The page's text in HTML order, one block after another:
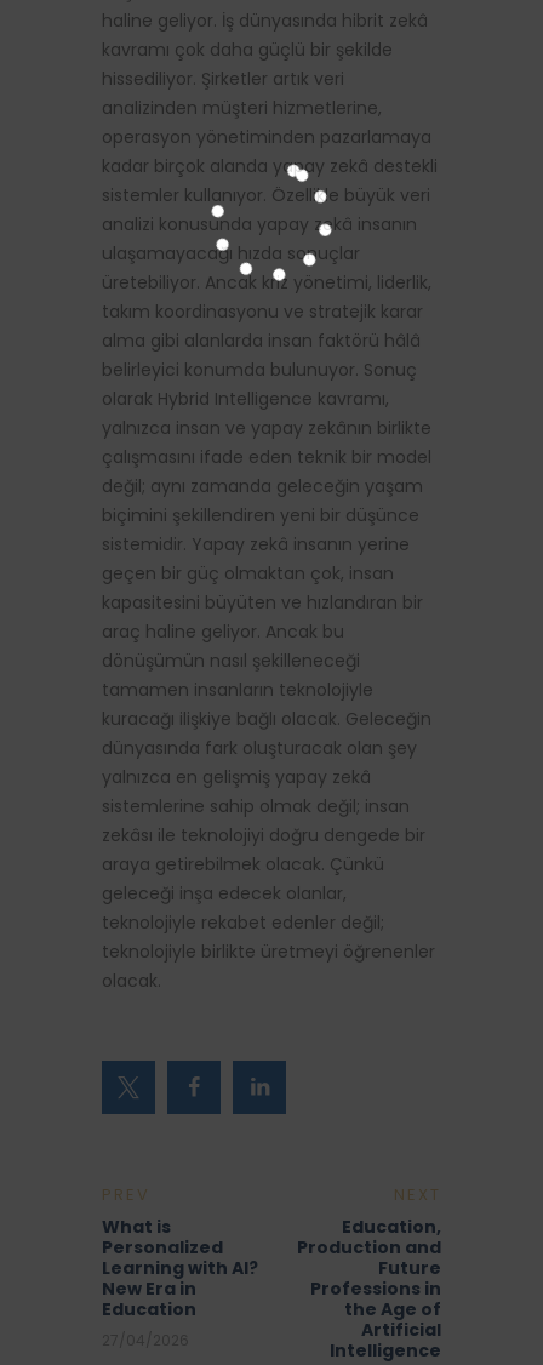
haline geliyor. İş dünyasında hibrit zekâ
kavramı çok daha güçlü bir şekilde
hissediliyor. Şirketler artık veri
analizinden müşteri hizmetlerine,
operasyon yönetiminden pazarlamaya
kadar birçok alanda yapay zekâ destekli
sistemler kullanıyor. Özellikle büyük veri
analizi konusunda yapay zekâ insanın
ulaşamayacağı hızda sonuçlar
üretebiliyor. Ancak kriz yönetimi, liderlik,
takım koordinasyonu ve stratejik karar
alma gibi alanlarda insan faktörü hâlâ
belirleyici konumda bulunuyor. Sonuç
olarak Hybrid Intelligence kavramı,
yalnızca insan ve yapay zekânın birlikte
çalışmasını ifade eden teknik bir model
değil; aynı zamanda geleceğin yaşam
biçimini şekillendiren yeni bir düşünce
sistemidir. Yapay zekâ insanın yerine
geçen bir güç olmaktan çok, insan
kapasitesini büyüten ve hızlandıran bir
araç haline geliyor. Ancak bu
dönüşümün nasıl şekilleneceği
tamamen insanların teknolojiyle
kuracağı ilişkiye bağlı olacak. Geleceğin
dünyasında fark oluşturacak olan şey
yalnızca en gelişmiş yapay zekâ
sistemlerine sahip olmak değil; insan
zekâsı ile teknolojiyi doğru dengede bir
araya getirebilmek olacak. Çünkü
geleceği inşa edecek olanlar,
teknolojiyle rekabet edenler değil;
teknolojiyle birlikte üretmeyi öğrenenler
olacak.
PREV
What is
Personalized
Learning with AI?
New Era in
Education
NEXT
Education,
Production and
Future
Professions in
the Age of
Artificial
Intelligence